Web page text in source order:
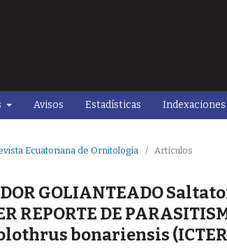
Avisos Estadísticas Indexaciones
Ecuatoriana de Ornitología / Artículos
GOLIANTEADO
REPORTE DE
bonariensis